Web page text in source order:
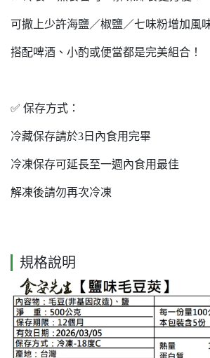
可撒上少許海鹽／椒鹽／七味粉增加風
搭配啤酒、小酌或便當都是完美組合！
✅ 保存方式：
冷藏保存請於3日內食用完畢
冷凍保存可延長至一週內食用最佳
解凍後請勿再次冷凍
規格說明